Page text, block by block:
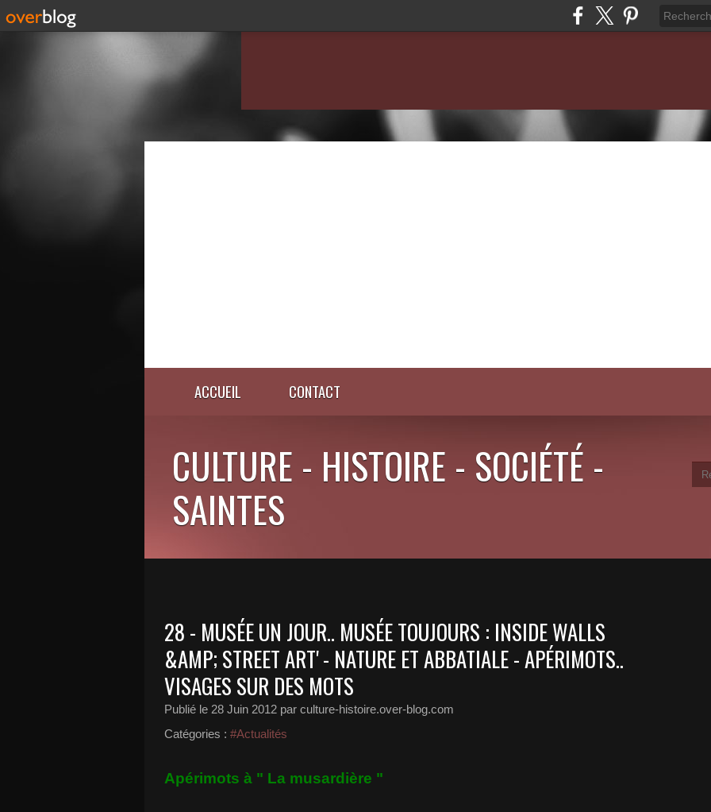
ACCUEIL CONTACT
CULTURE - HISTOIRE - SOCIÉTÉ -
SAINTES
28 - MUSÉE UN JOUR.. MUSÉE TOUJOURS : INSIDE WALLS
&AMP; STREET ART' - NATURE ET ABBATIALE - APÉRIMOTS..
VISAGES SUR DES MOTS
Publié le 28 Juin 2012 par culture-histoire.over-blog.com
Catégories : #Actualités
Apérimots à " La musardière "